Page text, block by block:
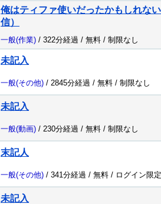
俺はティファ使いだったかもしれな
信）
一般(作業) / 322分経過 / 無料 / 制限なし
未記入
一般(その他) / 2845分経過 / 無料 / 制限なし
未記入
一般(動画) / 230分経過 / 無料 / 制限なし
末記人
一般(その他) / 341分経過 / 無料 / ログイン限定
未記入